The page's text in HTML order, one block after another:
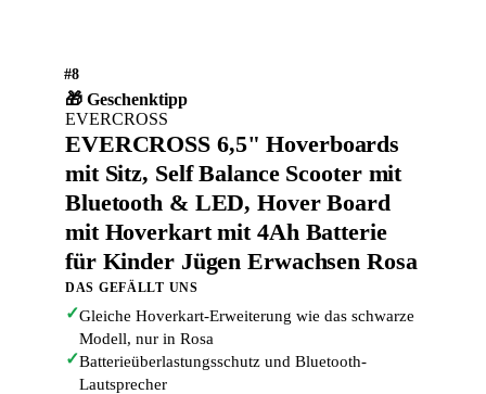
#8
🎁 Geschenktipp
EVERCROSS
EVERCROSS 6,5" Hoverboards
mit Sitz, Self Balance Scooter mit
Bluetooth & LED, Hover Board
mit Hoverkart mit 4Ah Batterie
für Kinder Jügen Erwachsen Rosa
DAS GEFÄLLT UNS
✓Gleiche Hoverkart-Erweiterung wie das schwarze
Modell, nur in Rosa
✓Batterieüberlastungsschutz und Bluetooth-
Lautsprecher